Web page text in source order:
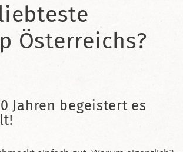
Österreichs?
Jahren begeistert es